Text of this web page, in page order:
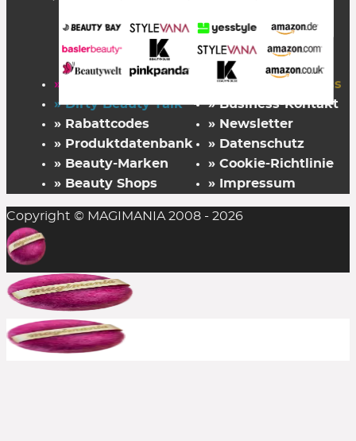
» Startseite
» Dirty Beauty Talk
» Rabattcodes
» Produktdatenbank
» Beauty-Marken
» Beauty Shops
» FAZ Kaufkompass
» Business-Kontakt
» Newsletter
» Datenschutz
» Cookie-Richtlinie
» Impressum
Copyright © MAGIMANIA 2008 - 2026